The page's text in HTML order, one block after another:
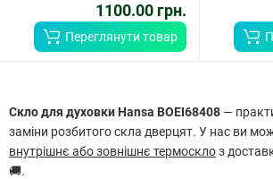
1100.00 грн.
Переглянути товар
Скло для духовки Hansa BOEI68408 —
заміни розбитого скла дверцят. У нас ви
внутрішнє або зовнішнє термосклоз
🚚.